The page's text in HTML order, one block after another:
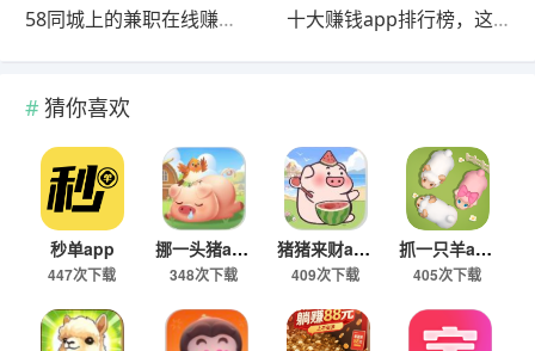
58同城上的兼职在线赚钱靠谱吗？是真的吗？ 十大赚钱app排行榜，这几款单干也能轻松赚钱
猜你喜欢
秒单app
447次下载
挪一头猪app
348次下载
猪猪来财app
409次下载
抓一只羊app
405次下载